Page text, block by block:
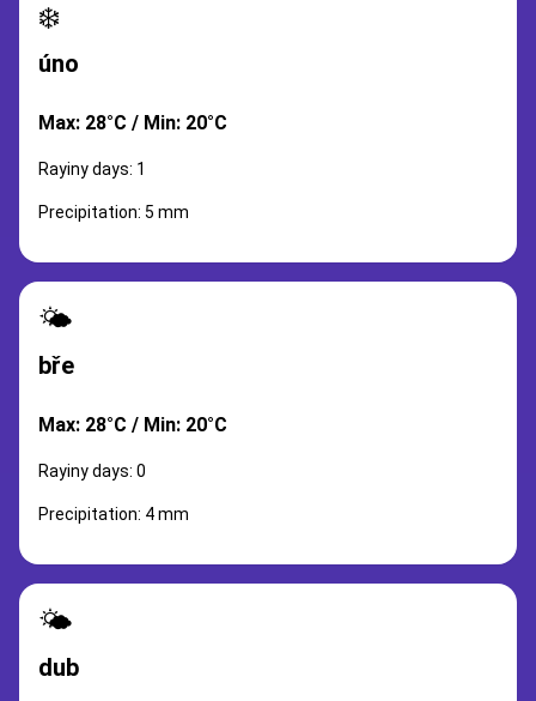
❄️
úno
Max: 28°C / Min: 20°C
Rayiny days: 1
Precipitation: 5 mm
🌤️
bře
Max: 28°C / Min: 20°C
Rayiny days: 0
Precipitation: 4 mm
🌤️
dub